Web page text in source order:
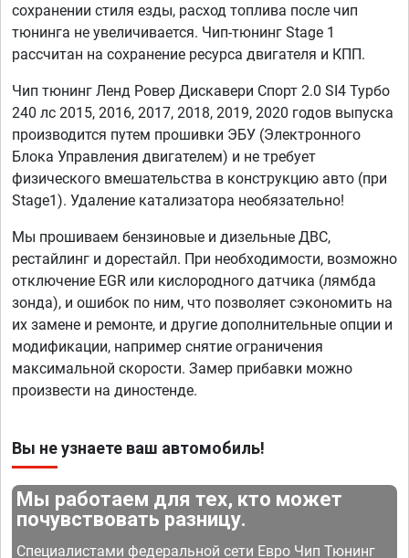
сохранении стиля езды, расход топлива после чип
тюнинга не увеличивается. Чип-тюнинг Stage 1
рассчитан на сохранение ресурса двигателя и КПП.
Чип тюнинг Ленд Ровер Дискавери Спорт 2.0 SI4 Турбо
240 лс 2015, 2016, 2017, 2018, 2019, 2020 годов выпуска
производится путем прошивки ЭБУ (Электронного
Блока Управления двигателем) и не требует
физического вмешательства в конструкцию авто (при
Stage1). Удаление катализатора необязательно!
Мы прошиваем бензиновые и дизельные ДВС,
рестайлинг и дорестайл. При необходимости, возможно
отключение EGR или кислородного датчика (лямбда
зонда), и ошибок по ним, что позволяет сэкономить на
их замене и ремонте, и другие дополнительные опции и
модификации, например снятие ограничения
максимальной скорости. Замер прибавки можно
произвести на диностенде.
Вы не узнаете ваш автомобиль!
Мы работаем для тех, кто может
почувствовать разницу.
Специалистами федеральной сети Евро Чип Тюнинг